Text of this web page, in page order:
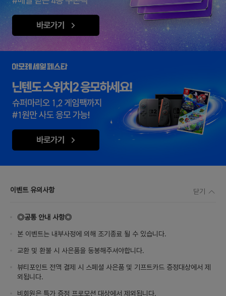
이벤트 유의사항 닫기
◎공통 안내 사항◎
본 이벤트는 내부사정에 의해 조기종료 될 수 있습니다.
교환 및 환불 시 사은품을 동봉해주셔야합니다.
뷰티포인트 전액 결제 시 스페셜 사은품 및 기프트카드 증정대상에서 제
외됩니다.
비회원은 특가 증정 프로모션 대상에서 제외됩니다.